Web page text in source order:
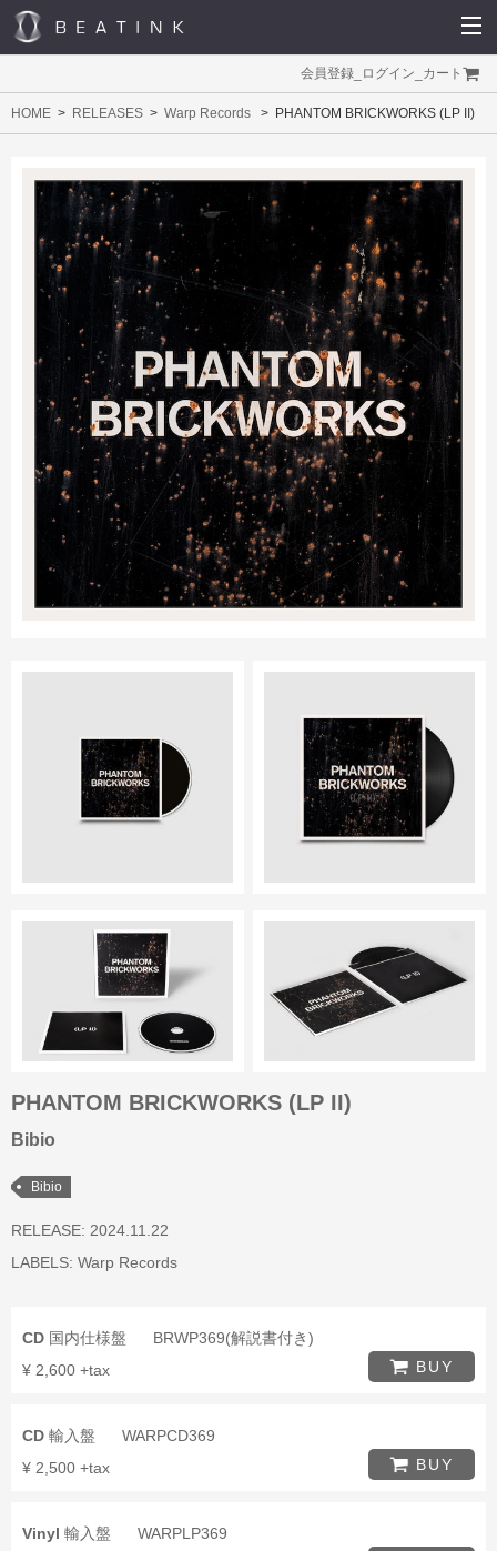
会員登録 ログイン カート
HOME RELEASES Warp Records PHANTOM BRICKWORKS (LP II)
PHANTOM BRICKWORKS (LP II)
Bibio
Bibio
RELEASE: 2024.11.22
LABELS: Warp Records
CD 国内仕様盤
BRWP369(解説書付き)
¥ 2,600 +tax
BUY
CD 輸入盤
WARPCD369
¥ 2,500 +tax
BUY
Vinyl 輸入盤
WARPLP369